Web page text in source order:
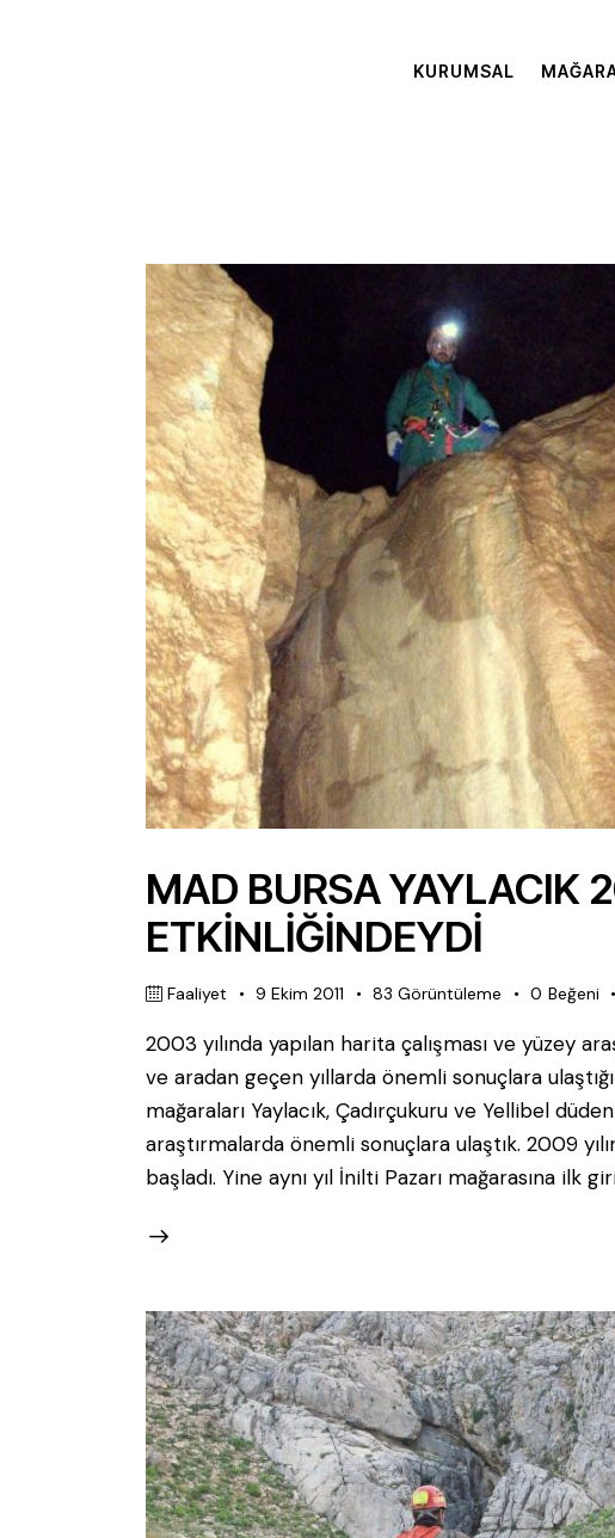
KURUMSAL
MAD BURSA YAYLACIK
ETKİNLİĞİNDEYDİ
Faaliyet 9 Ekim 2011 83 Görüntüleme 0 Beğeni
2003 yılında yapılan harita çalışması ve yüzey
ve aradan geçen yıllarda önemli sonuçlara
mağaraları Yaylacık, Çadırçukuru ve Yellibel
araştırmalarda önemli sonuçlara ulaştık. 2009
başladı. Yine aynı yıl İnilti Pazarı mağarasına ilk